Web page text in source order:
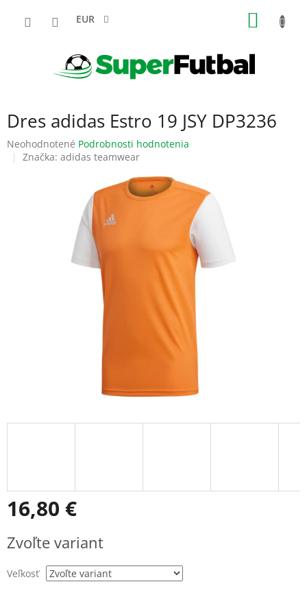
EUR
Dres adidas Estro 19 JSY DP3236
Priemerné
hodnotenie
Neohodnotené Podrobnosti hodnotenia
Značka: adidas teamwear
16,80 €
cena:
Zvoľte variant
Veľkosť